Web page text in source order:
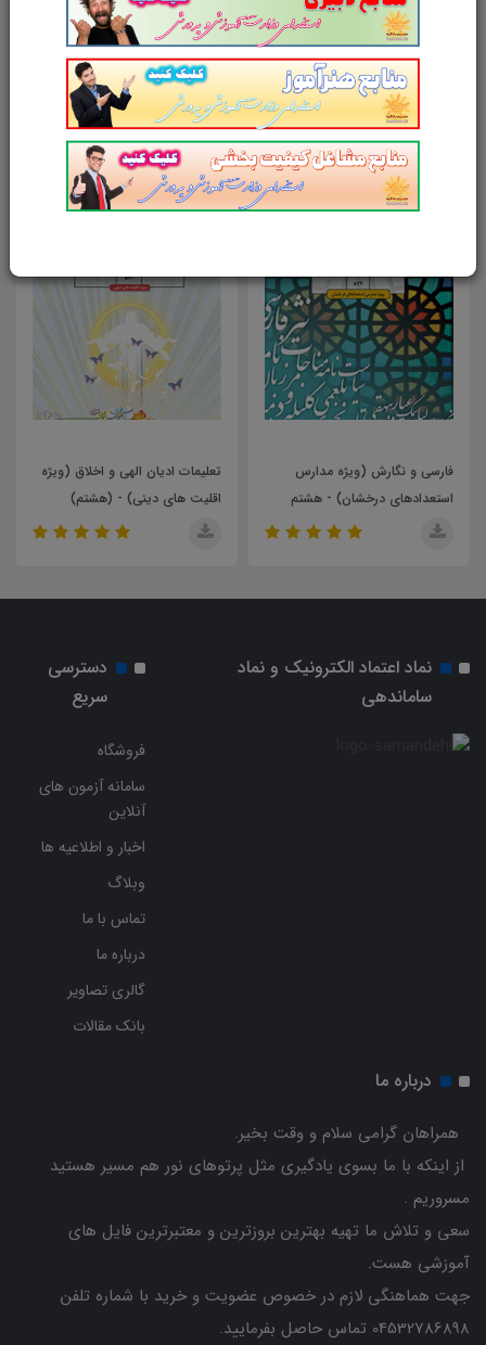
ارسال دیدگاه انصراف
محصولات مرتبط
فارسی و نگارش (ویژه مدارس
استعدادهای درخشان) - هشتم
تعلیمات ادیان الهی و اخلاق (ویژه
اقلیت های دینی) - (هشتم)
نماد اعتماد الکترونیک و نماد
ساماندهی
دسترسی
سریع
فروشگاه
سامانه آزمون های
آنلاین
اخبار و اطلاعیه ها
وبلاگ
تماس با ما
درباره ما
گالری تصاویر
بانک مقالات
درباره ما
همراهان گرامی سلام و وقت بخیر.
از اینکه با ما بسوی یادگیری مثل پرتوهای نور هم مسیر هستید
مسروریم .
سعی و تلاش ما تهیه بهترین بروزترین و معتبرترین فایل های
آموزشی هست.
جهت هماهنگی لازم در خصوص عضویت و خرید با شماره تلفن
04532786898 تماس حاصل بفرمایید.